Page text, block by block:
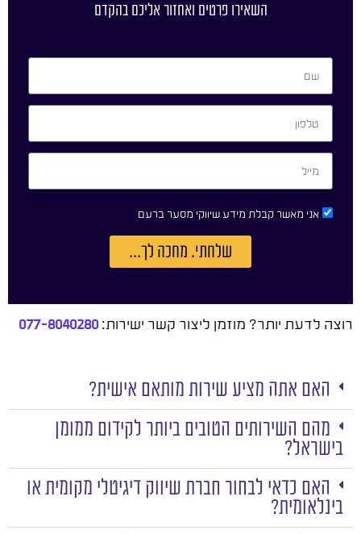
השאירו פרטים ואחזור אליכם בהקדם
אני מאשר קבלת מידע שיווקי מסער ברעם
שלחתי. מחכה לך...
רוצה לדעת יותר? מוזמן ליצור קשר ישירות:077-8040280
האם אתה מציע שירות מותאם אישית?
מהם השירותים הטובים ביותר לקידום ממומן
בישראל?
האם כדאי לבחור חברת שיווק דיגיטלי מקומית או
בינלאומית?